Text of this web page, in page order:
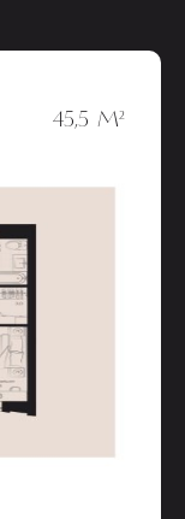
45,5 М²